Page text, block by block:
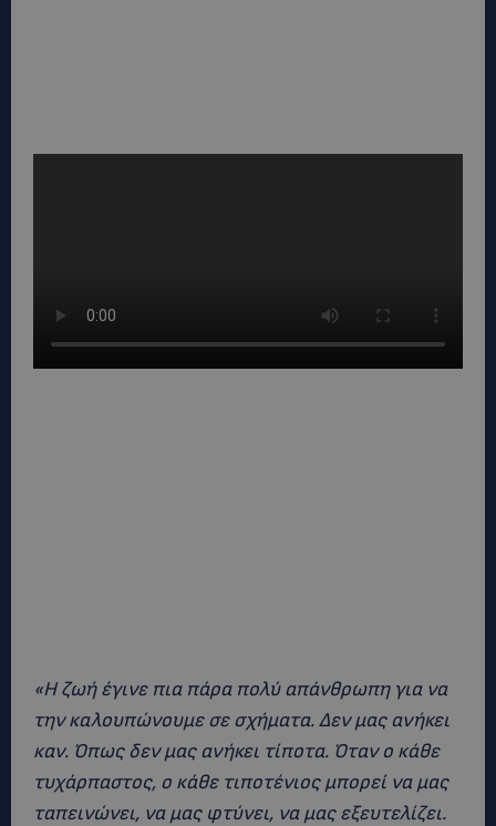
«Η ζωή έγινε πια πάρα πολύ απάνθρωπη για να
την καλουπώνουμε σε σχήματα. Δεν μας ανήκει
καν. Όπως δεν μας ανήκει τίποτα. Όταν ο κάθε
τυχάρπαστος, ο κάθε τιποτένιος μπορεί να μας
ταπεινώνει, να μας φτύνει, να μας εξευτελίζει.